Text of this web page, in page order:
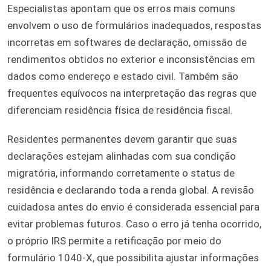
Especialistas apontam que os erros mais comuns
envolvem o uso de formulários inadequados, respostas
incorretas em softwares de declaração, omissão de
rendimentos obtidos no exterior e inconsistências em
dados como endereço e estado civil. Também são
frequentes equívocos na interpretação das regras que
diferenciam residência física de residência fiscal.
Residentes permanentes devem garantir que suas
declarações estejam alinhadas com sua condição
migratória, informando corretamente o status de
residência e declarando toda a renda global. A revisão
cuidadosa antes do envio é considerada essencial para
evitar problemas futuros. Caso o erro já tenha ocorrido,
o próprio IRS permite a retificação por meio do
formulário 1040-X, que possibilita ajustar informações